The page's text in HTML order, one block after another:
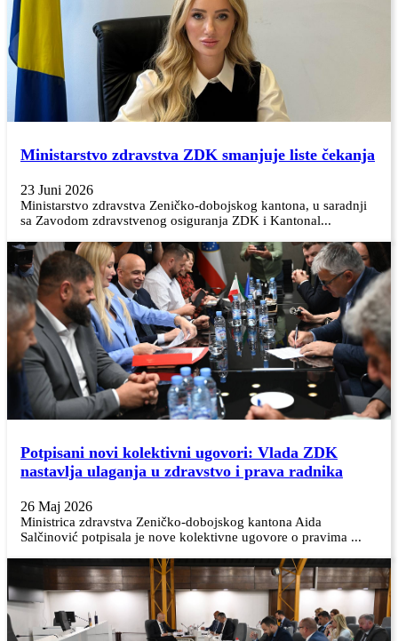
Ministarstvo zdravstva ZDK smanjuje liste čekanja
23 Juni 2026
Ministarstvo zdravstva Zeničko-dobojskog kantona, u saradnji
sa Zavodom zdravstvenog osiguranja ZDK i Kantonal...
Potpisani novi kolektivni ugovori: Vlada ZDK
nastavlja ulaganja u zdravstvo i prava radnika
26 Maj 2026
Ministrica zdravstva Zeničko-dobojskog kantona Aida
Salčinović potpisala je nove kolektivne ugovore o pravima ...